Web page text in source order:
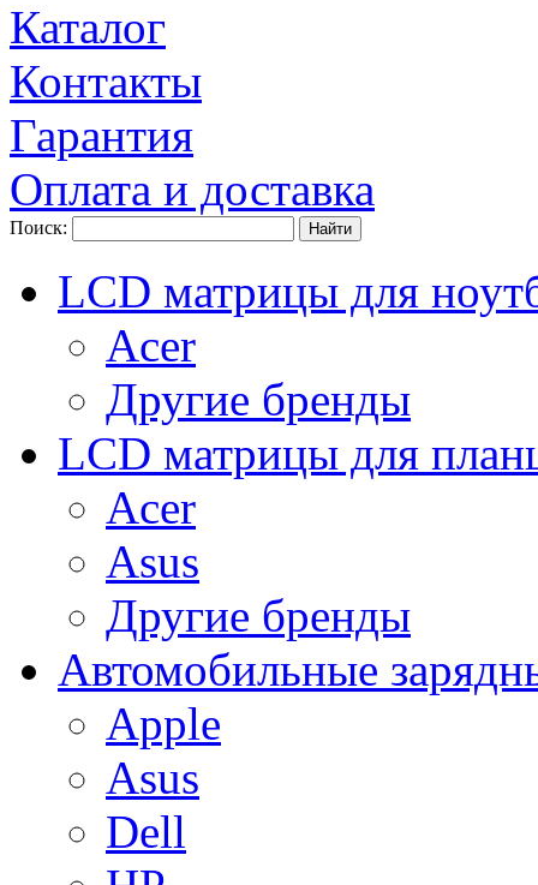
Каталог
Контакты
Гарантия
Оплата и доставка
Поиск:
LCD матрицы для
Acer
Другие бренды
LCD матрицы для
Acer
Asus
Другие бренды
Автомобильные
Apple
Asus
Dell